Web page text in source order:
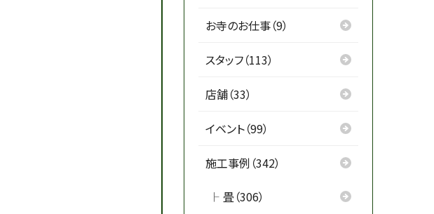
お寺のお仕事（9）
スタッフ（113）
店舗（33）
イベント（99）
施工事例（342）
畳（306）